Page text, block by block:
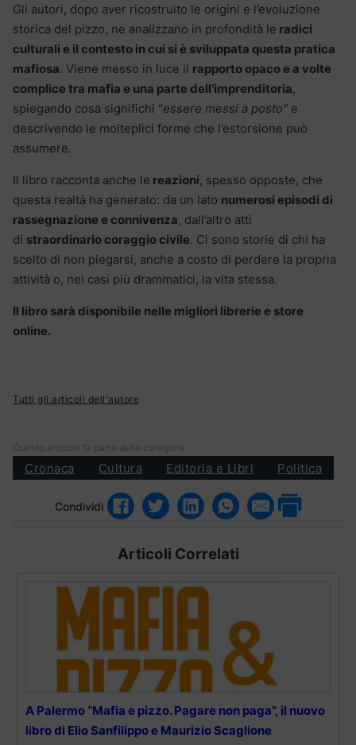
Gli autori, dopo aver ricostruito le origini e l’evoluzione
storica del pizzo, ne analizzano in profondità le radici
culturali e il contesto in cui si è sviluppata questa pratica
mafiosa. Viene messo in luce il rapporto opaco e a volte
complice tra mafia e una parte dell’imprenditoria,
spiegando cosa significhi “essere messi a posto” e
descrivendo le molteplici forme che l’estorsione può
assumere.
Il libro racconta anche le reazioni, spesso opposte, che
questa realtà ha generato: da un lato numerosi episodi di
rassegnazione e connivenza, dall’altro atti
di straordinario coraggio civile. Ci sono storie di chi ha
scelto di non piegarsi, anche a costo di perdere la propria
attività o, nei casi più drammatici, la vita stessa.
Il libro sarà disponibile nelle migliori librerie e store
online.
Tutti gli articoli dell'autore
Questo articolo fa parte delle categorie:
Cronaca Cultura Editoria e Libri Politica
Condividi
Articoli Correlati
A Palermo “Mafia e pizzo. Pagare non paga”, il nuovo
libro di Elio Sanfilippo e Maurizio Scaglione